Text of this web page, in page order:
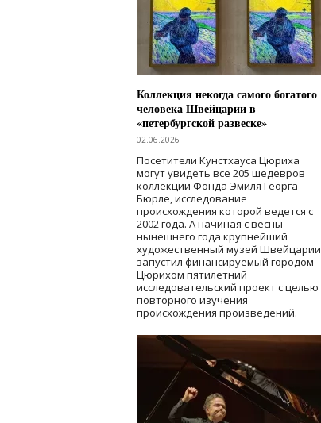
Коллекция некогда самого богатого
человека Швейцарии в
«петербургской развеске»
02.06.2026
Посетители Кунстхауса Цюриха
могут увидеть все 205 шедевров
коллекции Фонда Эмиля Георга
Бюрле, исследование
происхождения которой ведется с
2002 года. А начиная с весны
нынешнего года крупнейший
художественный музей Швейцарии
запустил финансируемый городом
Цюрихом пятилетний
исследовательский проект с целью
повторного изучения
происхождения произведений.